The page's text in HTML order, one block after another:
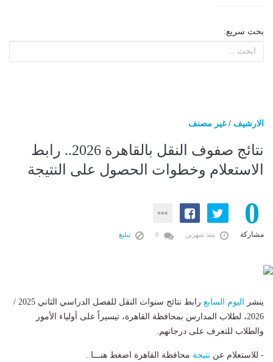
بحث سريع:
الارشيف /غير مصنف
نتائج صفوف النقل بالقاهرة 2026.. رابط
الاستعلام وخطوات الحصول على النتيجة
0
مشاركة منذ شهرين تبليغ
​ينشر اليوم السابع
رابط نتائج سنوات النقل للفصل الدراسي الثاني 2025 /
2026، لطلاب المدارس بمحافظة القاهرة، تيسيراً على أولياء الأمور
والطلاب للتعرف على درجاتهم.
- للاستعلام عن نتيجة محافظة القاهرة اضغط هنـــا..